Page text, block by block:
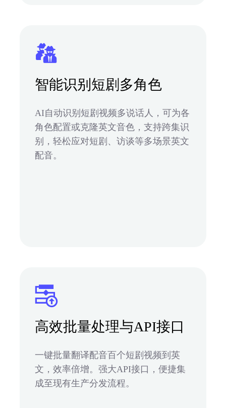
智能识别短剧多角色
AI自动识别短剧视频多说话人，可为各
角色配置或克隆英文音色，支持跨集识
别，轻松应对短剧、访谈等多场景英文
配音。
高效批量处理与API接口
一键批量翻译配音百个短剧视频到英
文，效率倍增。强大API接口，便捷集
成至现有生产分发流程。